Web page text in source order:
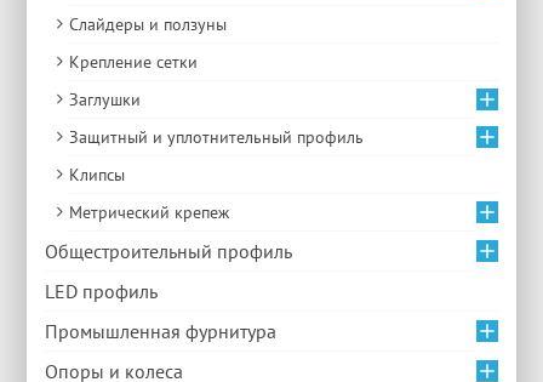
Слайдеры и ползуны
Крепление сетки
Заглушки
Защитный и уплотнительный профиль
Клипсы
Метрический крепеж
Общестроительный профиль
LED профиль
Промышленная фурнитура
Опоры и колеса